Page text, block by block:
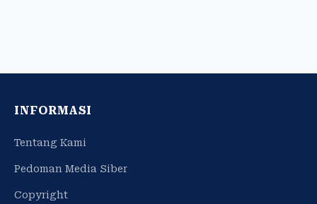
INFORMASI
Tentang Kami
Pedoman Media Siber
Copyright